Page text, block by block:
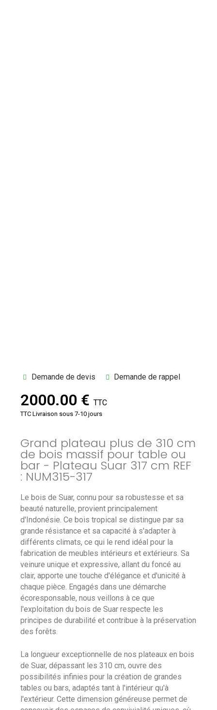
Demande de devis Demande de rappel
2000.00 € TTC
TTCLivraison sous 7-10 jours
Grand plateau plus de 310 cm
de bois massif pour table ou
bar - Plateau Suar 317 cm REF
: NUM315-317
Le bois de Suar, connu pour sa robustesse et sa
beauté naturelle, provient principalement
d'Indonésie. Ce bois tropical se distingue par sa
grande résistance et sa capacité à s'adapter à
différents climats, ce qui le rend idéal pour la
fabrication de meubles intérieurs et extérieurs. Sa
veinure unique et expressive, allant du foncé au
clair, apporte une touche d'élégance et d'unicité à
chaque pièce. Engagés dans une démarche
écoresponsable, nous veillons à ce que
l'exploitation du bois de Suar respecte les
principes de durabilité et contribue à la préservation
des forêts.
La longueur exceptionnelle de nos plateaux en bois
de Suar, dépassant les 310 cm, ouvre des
possibilités infinies pour la création de grandes
tables ou bars, adaptés tant à l'intérieur qu'à
l'extérieur. Cette dimension généreuse permet de